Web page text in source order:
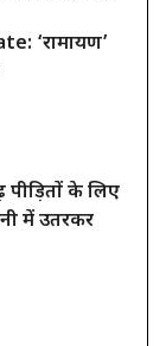
‘रामायण’
के लिए
में उतरकर